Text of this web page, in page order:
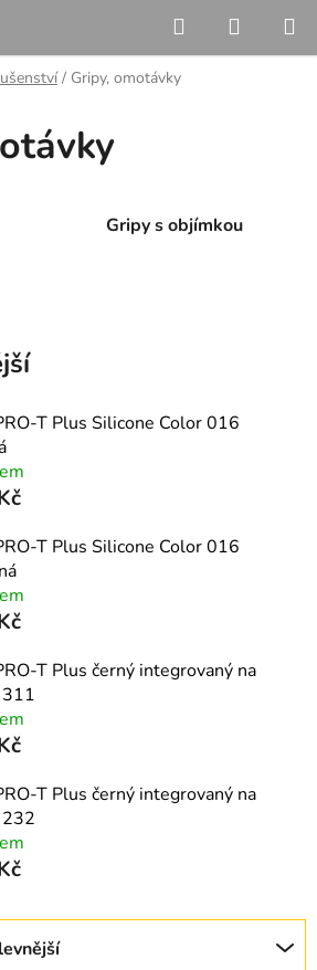
Hledat
KOŠÍK
/ Gripy, omotávky
Gripy s objímkou
T Plus Silicone Color 016
T Plus Silicone Color 016
T Plus černý integrovaný na
T Plus černý integrovaný na